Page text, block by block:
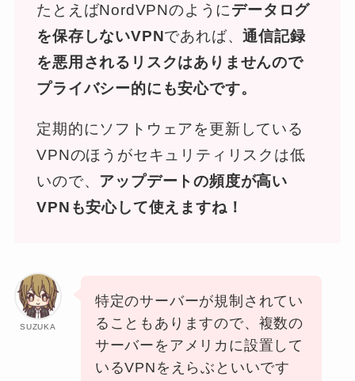
たとえばNordVPNのようにデータログ
を保存しないVPNであれば、通信記録
を悪用されるリスクはありませんので
プライバシー的にも安心です。
定期的にソフトウェアを更新している
VPNのほうがセキュリティリスクは低
いので、 アップデートの頻度が高い
VPNも安心して使えますね！
SUZUKA
特定のサーバーが規制されてい
ることもありますので、複数の
サーバーをアメリカに設置して
いるVPNをえらぶといいです